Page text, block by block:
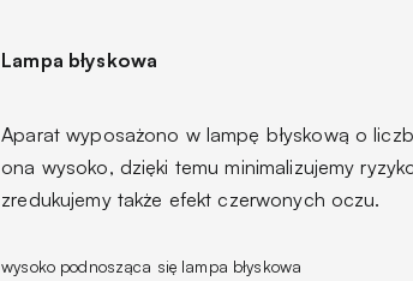
Lampa błyskowa
Aparat wyposażono w lampę błyskową o
ona wysoko, dzięki temu minimalizujemy
zredukujemy także efekt czerwonych oczu.
wysoko podnosząca się lampa błyskowa